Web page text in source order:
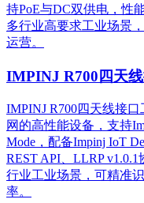
持PoE与DC双供电，性
多行业高要求工业场景
运营。​
IMPINJ R700四天
IMPINJ R700四天线接
网的高性能设备，支持
Mode，配备Impinj IoT
REST API、LLRP
行业工业场景，可精准
率。